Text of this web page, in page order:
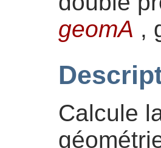
geomA ,
Calcule